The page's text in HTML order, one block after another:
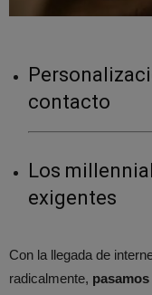
contacto
Los
exigentes
Con la llegada de
radicalmente,